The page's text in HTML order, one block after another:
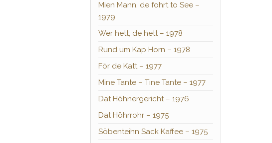
Mien Mann, de fohrt to See –
1979
Wer hett, de hett – 1978
Rund um Kap Horn – 1978
För de Katt – 1977
Mine Tante – Tine Tante – 1977
Dat Höhnergericht – 1976
Dat Höhrrohr – 1975
Söbenteihn Sack Kaffee – 1975